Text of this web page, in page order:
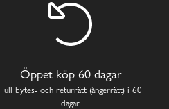
Öppet köp 60 dagar
Full bytes- och returrätt (ångerrätt) i 60
dagar.